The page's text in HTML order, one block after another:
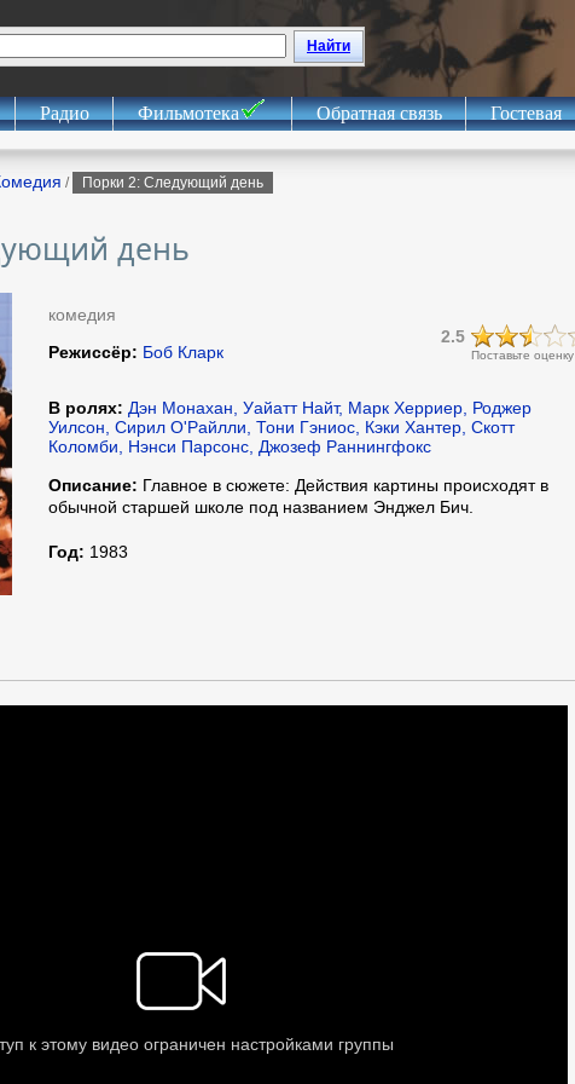
Найти
Радио Фильмотека Обратная связь Гостевая
/ Порки 2: Следующий день
день
комедия
Поставьте оценку
2.5
Режиссёр: Боб Кларк
В ролях: Дэн Монахан, Уайатт Найт, Марк Херриер, Роджер
Уилсон, Сирил О'Райлли, Тони Гэниос, Кэки Хантер, Скотт
Коломби, Нэнси Парсонс, Джозеф Раннингфокс
Описание: Главное в сюжете: Действия картины происходят в
обычной старшей школе под названием Энджел Бич.
Год: 1983